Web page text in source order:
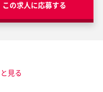
この求人に応募する
見る